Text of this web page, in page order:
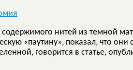
нитей из темной
«паутину», показал, что
говорится в статье,